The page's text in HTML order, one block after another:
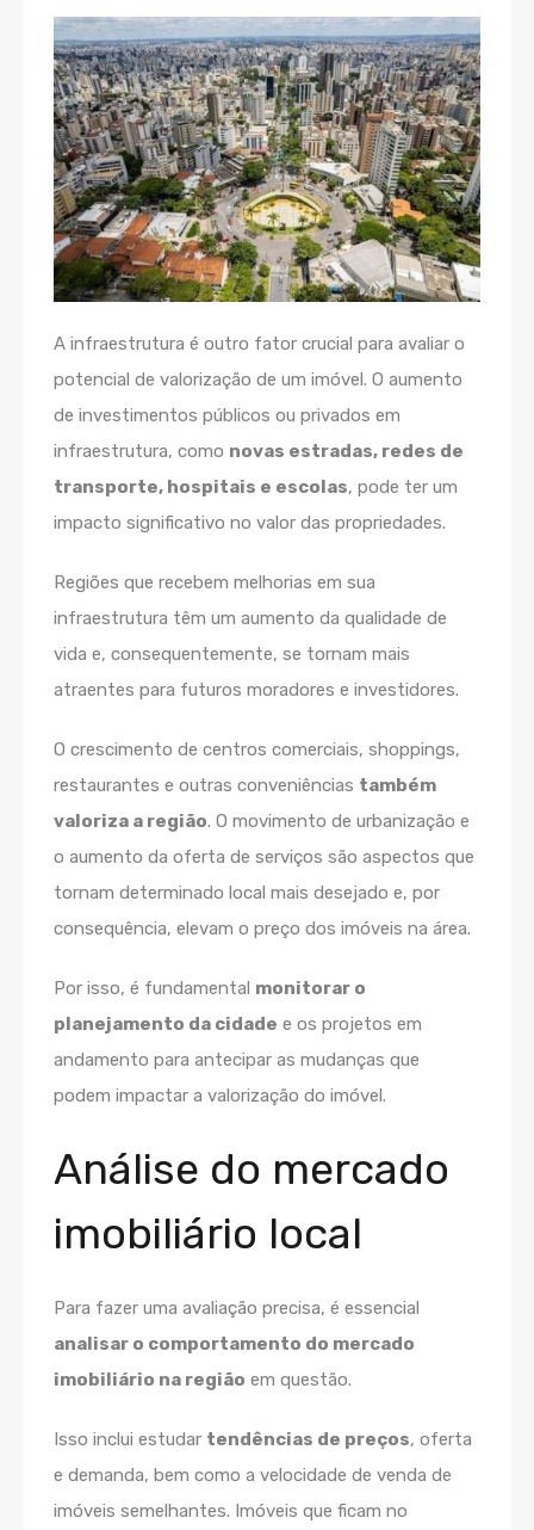
A infraestrutura é outro fator crucial para avaliar o
potencial de valorização de um imóvel. O aumento
de investimentos públicos ou privados em
infraestrutura, como novas estradas, redes de
transporte, hospitais e escolas, pode ter um
impacto significativo no valor das propriedades.
Regiões que recebem melhorias em sua
infraestrutura têm um aumento da qualidade de
vida e, consequentemente, se tornam mais
atraentes para futuros moradores e investidores.
O crescimento de centros comerciais, shoppings,
restaurantes e outras conveniências também
valoriza a região. O movimento de urbanização e
o aumento da oferta de serviços são aspectos que
tornam determinado local mais desejado e, por
consequência, elevam o preço dos imóveis na área.
Por isso, é fundamental monitorar o
planejamento da cidade e os projetos em
andamento para antecipar as mudanças que
podem impactar a valorização do imóvel.
Análise do mercado
imobiliário local
Para fazer uma avaliação precisa, é essencial
analisar o comportamento do mercado
imobiliário na região em questão.
Isso inclui estudar tendências de preços, oferta
e demanda, bem como a velocidade de venda de
imóveis semelhantes. Imóveis que ficam no